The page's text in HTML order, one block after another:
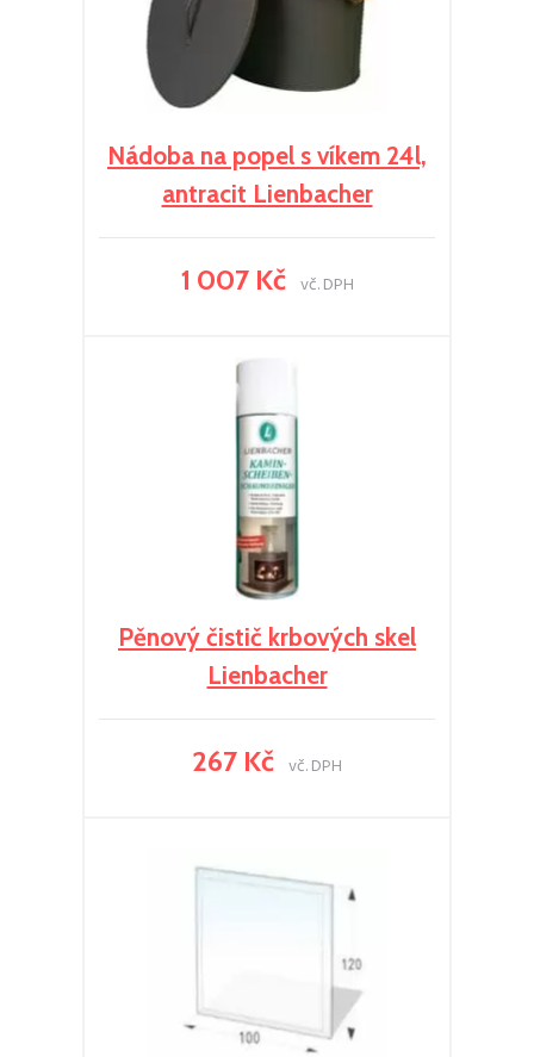
Nádoba na popel s víkem 24l,
antracit Lienbacher
1 007 Kč vč. DPH
Pěnový čistič krbových skel
Lienbacher
267 Kč vč. DPH